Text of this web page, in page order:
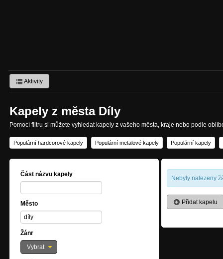
Aktivity
Kapely z města Díly
Pomocí filtru si můžete vyhledat kapely z vašeho města, kraje nebo podle
Populární hardcorové kapely Populární metalové kapely Populární kapely
Část názvu kapely
Město
Žánr
Vybrat
Nebyly nalezeny
Přidat kapelu